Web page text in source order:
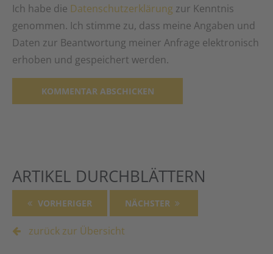
Ich habe die Datenschutzerklärung zur Kenntnis
genommen. Ich stimme zu, dass meine Angaben und
Daten zur Beantwortung meiner Anfrage elektronisch
erhoben und gespeichert werden.
ARTIKEL DURCHBLÄTTERN
VORHERIGER NÄCHSTER
zurück zur Übersicht